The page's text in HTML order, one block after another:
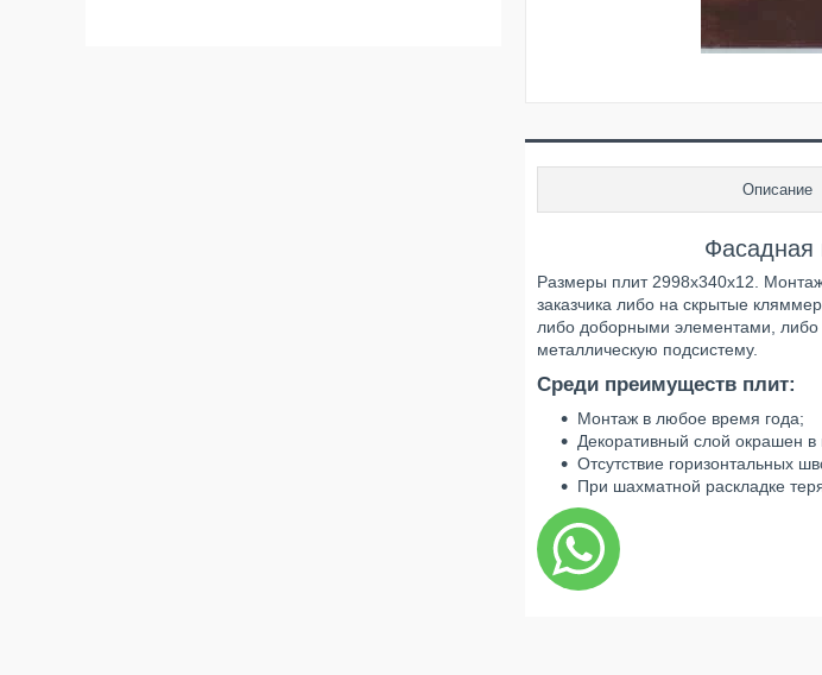
Описание
Фасадная
Размеры плит 2998х340х12.
заказчика либо на скрытые
либо доборными элементами, либо
металлическую подсистему.
Среди преимуществ плит:
Монтаж в любое время года;
Декоративный слой окрашен в
Отсутствие горизонтальных
При шахматной раскладке